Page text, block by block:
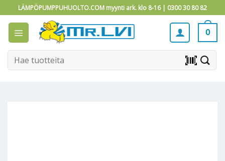
to
content
LÄMPÖPUMPPUHUOLTO.COM myynti ark. klo 8-16 | 0300 30 80 82
0
Etsi: barcode_scanner